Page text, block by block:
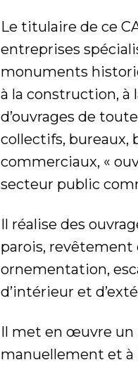
Le titulaire de ce
entreprises
monuments
à la construction, à
d’ouvrages de
collectifs,
commerciaux, «
secteur public
Il réalise des
parois, revêtement
ornementation,
d’intérieur et
Il met en œuvre un
manuellement et à